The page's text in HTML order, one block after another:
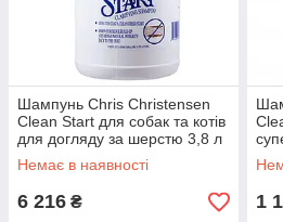
Шампунь Chris Christensen
Clean Start для собак та котів
для догляду за шерстю 3,8 л
Немає в наявності
6 216 ₴ 1